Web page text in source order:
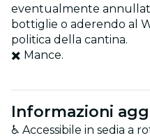
eventualmente
bottiglie o aderendo al
politica della cantina.
✖️ Mance.
Informazioni
♿ Accessibile in sedia a